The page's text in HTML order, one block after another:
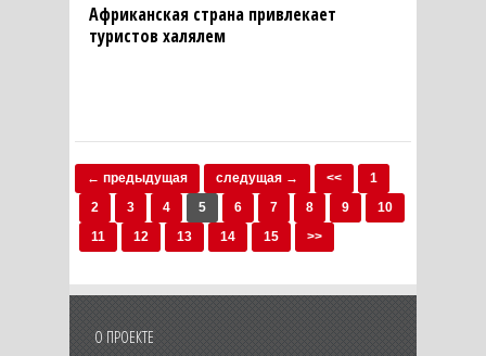
Африканская страна привлекает
туристов халялем
← предыдущая следущая → <<
1
2
3 4 5 6 7 8 9
10
11
12 13 14 15 >>
О ПРОЕКТЕ